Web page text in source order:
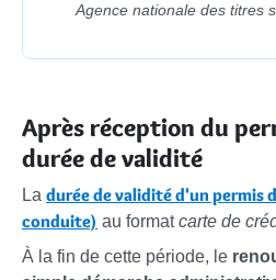
Agence nationale des titres
Après réception du
durée de validité
La durée de validité d'un permis
conduite) au format carte de
À la fin de cette période, le